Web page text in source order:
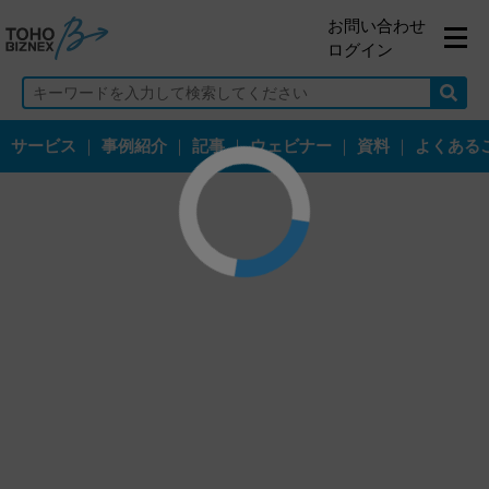
お問い合わせ
ログイン
サービス ｜ 事例紹介 ｜ 記事｜ウェビナー ｜ 資料 ｜ よくある